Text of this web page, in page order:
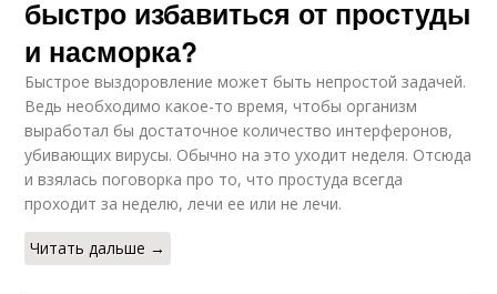
быстро избавиться от простуды
и насморка?
Быстрое выздоровление может быть непростой задачей.
Ведь необходимо какое-то время, чтобы организм
выработал бы достаточное количество интерферонов,
убивающих вирусы. Обычно на это уходит неделя. Отсюда
и взялась поговорка про то, что простуда всегда
проходит за неделю, лечи ее или не лечи.
Читать дальше →